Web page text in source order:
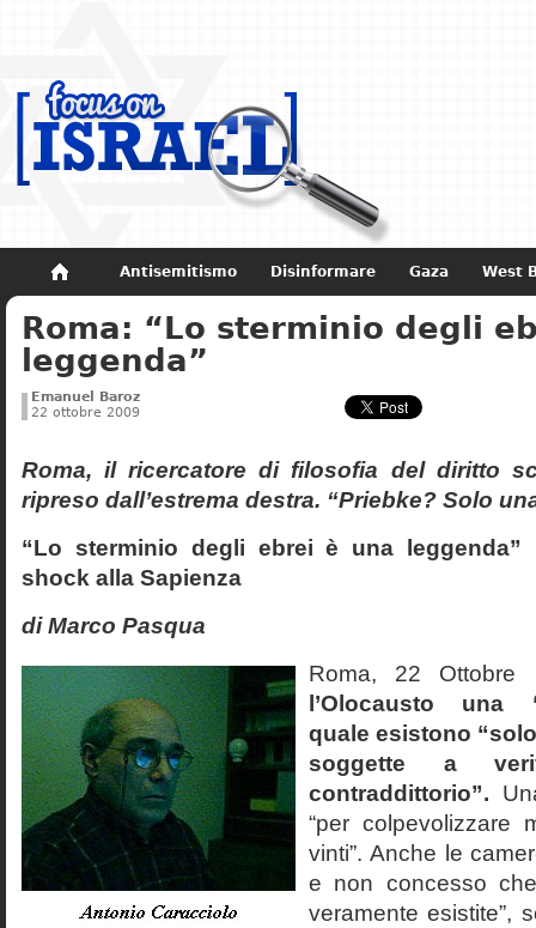
Antisemitismo Disinformare Gaza West
Non dimenticare Storia di Israele
Roma: “Lo sterminio degli
leggenda”
Emanuel Baroz
22 ottobre 2009
Roma, il ricercatore di filosofia del diritto
ripreso dall’estrema destra. “Priebke? Solo
“Lo sterminio degli ebrei è una leggenda”
shock alla Sapienza
di Marco Pasqua
Roma, 22
l’Olocausto una
quale esistono
soggette a
contraddittorio”.
“per colpevolizzare
vinti”. Anche le
e non concesso
veramente esistite”,